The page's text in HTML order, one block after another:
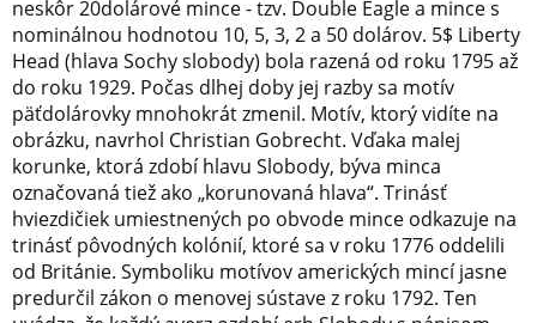
neskôr 20dolárové mince - tzv. Double Eagle a mince s
nominálnou hodnotou 10, 5, 3, 2 a 50 dolárov. 5$ Liberty
Head (hlava Sochy slobody) bola razená od roku 1795 až
do roku 1929. Počas dlhej doby jej razby sa motív
päťdolárovky mnohokrát zmenil. Motív, ktorý vidíte na
obrázku, navrhol Christian Gobrecht. Vďaka malej
korunke, ktorá zdobí hlavu Slobody, býva minca
označovaná tiež ako „korunovaná hlava“. Trinásť
hviezdičiek umiestnených po obvode mince odkazuje na
trinásť pôvodných kolónií, ktoré sa v roku 1776 oddelili
od Británie. Symboliku motívov amerických mincí jasne
predurčil zákon o menovej sústave z roku 1792. Ten